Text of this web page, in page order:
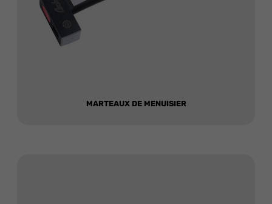
MARTEAUX DE MENUISIER